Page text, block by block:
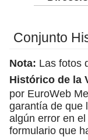
Conjunto
Nota: Las fotos
Histórico de la
por EuroWeb
garantía de que
algún error en
formulario que